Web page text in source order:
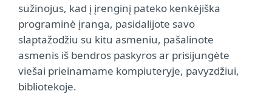
sužinojus, kad į įrenginį pateko kenkėjiška
programinė įranga, pasidalijote savo
slaptažodžiu su kitu asmeniu, pašalinote
asmenis iš bendros paskyros ar prisijungėte
viešai prieinamame kompiuteryje, pavyzdžiui,
bibliotekoje.